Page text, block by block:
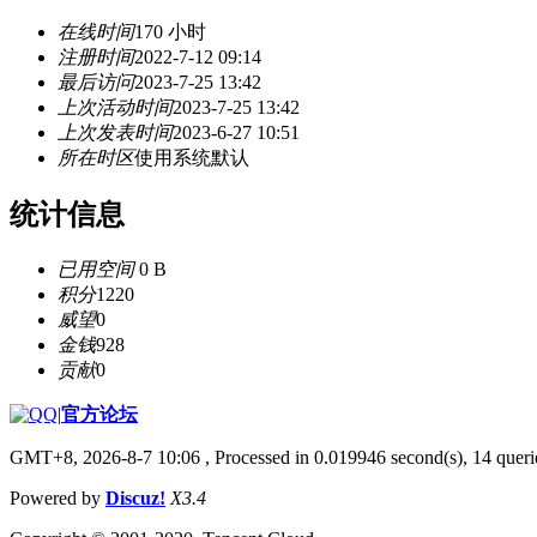
在线时间170 小时
注册时间2022-7-12 09:14
最后访问2023-7-25 13:42
上次活动时间2023-7-25 13:42
上次发表时间2023-6-27 10:51
所在时区使用系统默认
统计信息
已用空间0 B
积分1220
威望0
金钱928
贡献0
|官方论坛
GMT+8, 2026-8-7 10:06 , Processed in 0.019946 second(s), 14
Powered by Discuz! X3.4